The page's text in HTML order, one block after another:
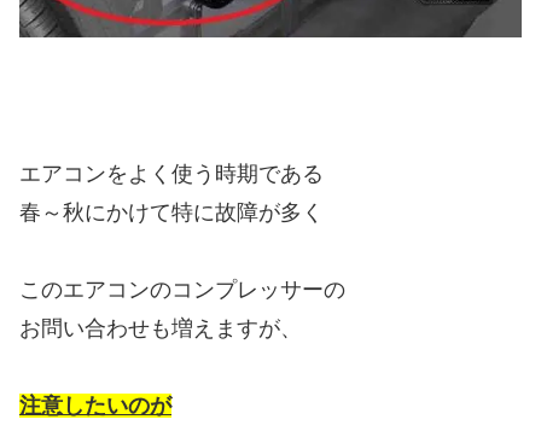
エアコンをよく使う時期である
春～秋にかけて特に故障が多く
このエアコンのコンプレッサーの
お問い合わせも増えますが、
注意したいのが